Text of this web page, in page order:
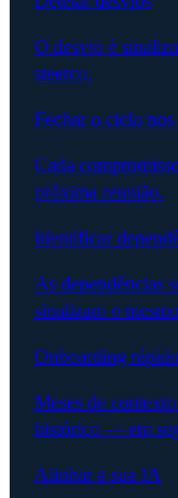
O desvio é
steerco.
Fechar o ciclo
Cada
próxima reunião.
Identificar
As dependências
sinalizam o
Onboarding rápido
Meses de
histórico — em
Alinhar a sua IA